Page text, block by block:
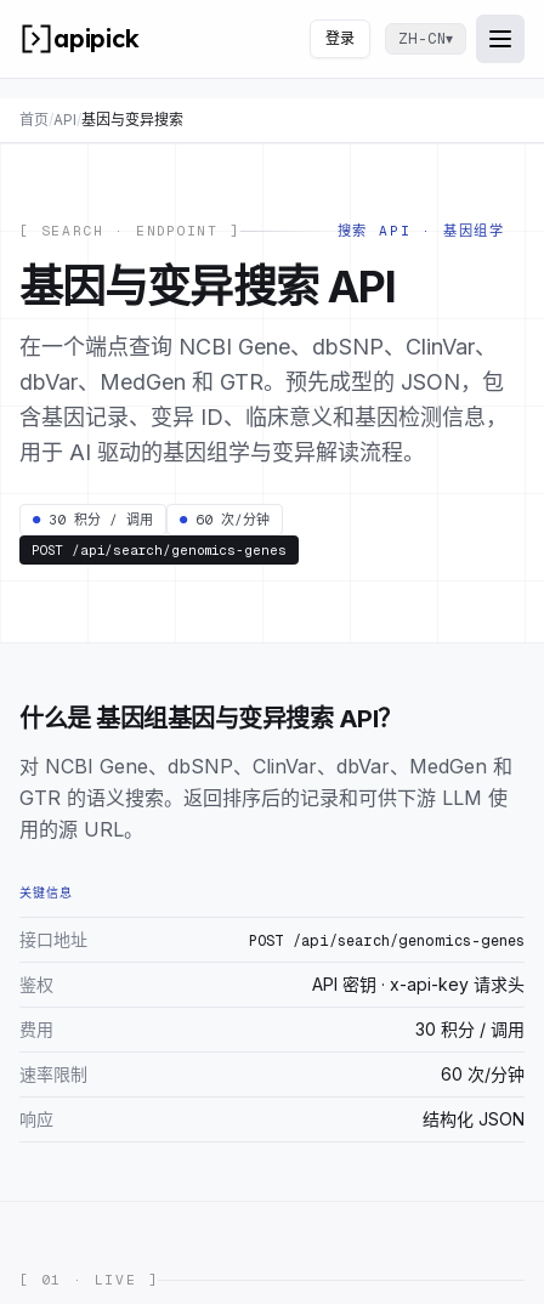
apipick 登录 ZH-CN▾
打开
首页/API/基因与变异搜索
[ SEARCH · ENDPOINT ] 搜索 API · 基因组学
基因与变异搜索 API
在一个端点查询 NCBI Gene、dbSNP、ClinVar、
dbVar、MedGen 和 GTR。预先成型的 JSON，包
含基因记录、变异 ID、临床意义和基因检测信息，
用于 AI 驱动的基因组学与变异解读流程。
● 30 积分 / 调用 ● 60 次/分钟
POST /api/search/genomics-genes
什么是 基因组基因与变异搜索 API？
对 NCBI Gene、dbSNP、ClinVar、dbVar、MedGen 和
GTR 的语义搜索。返回排序后的记录和可供下游 LLM 使
用的源 URL。
关键信息
接口地址 POST /api/search/genomics-genes
鉴权 API 密钥 · x-api-key 请求头
费用 30 积分 / 调用
速率限制 60 次/分钟
响应 结构化 JSON
[ 01 · LIVE ]